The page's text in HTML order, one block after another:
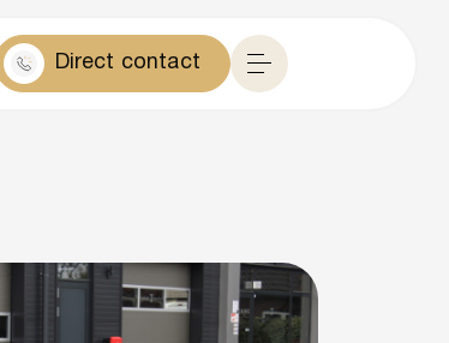
Direct contact